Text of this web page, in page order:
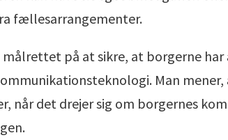
fællesarrangementer.
målrettet på at sikre, at borgerne
Man
når det drejer sig om borgernes